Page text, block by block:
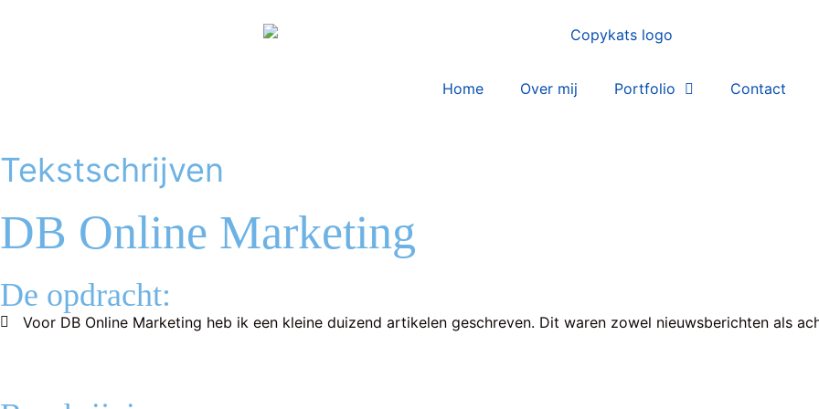
Home Over mij Portfolio Contact
Tekstschrijven
DB Online Marketing
De opdracht:
Voor DB Online Marketing heb ik een kleine duizend artikelen geschreven. Dit waren zowel nieuwsberichten als